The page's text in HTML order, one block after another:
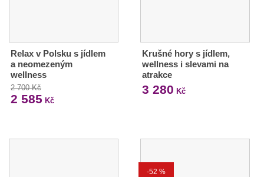
Relax v Polsku s jídlem
a neomezeným
wellness
2 700 Kč
2 585 Kč
Krušné hory s jídlem,
wellness i slevami na
atrakce
3 280 Kč
-52 %